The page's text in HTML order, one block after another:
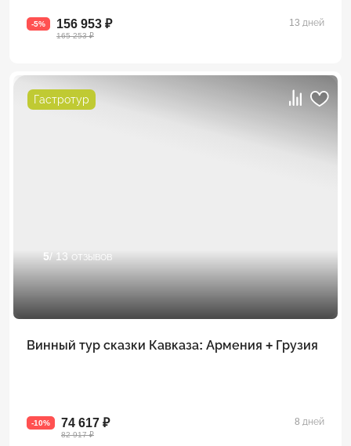
-5% 156 953 ₽
165 253 ₽
13 дней
Гастротур
5/ 13 отзывов
Винный тур сказки Кавказа: Армения + Грузия
-10% 74 617 ₽
82 917 ₽
8 дней